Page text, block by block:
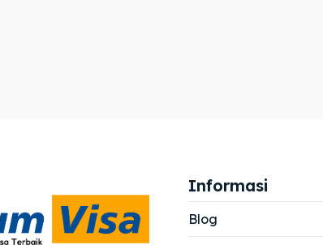
Blog
Blog
Informasi
Blog